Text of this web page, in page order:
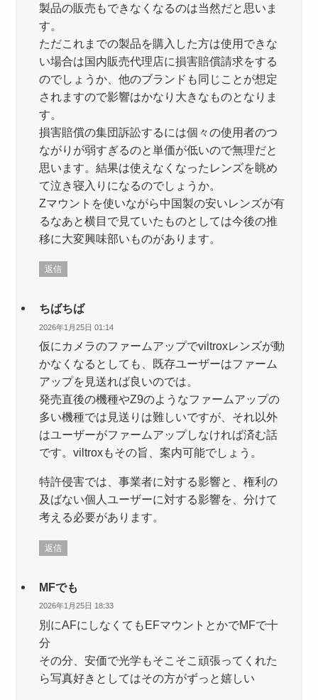
製品の販売もできなくなるのは当然だと思いま
す。
ただこれまでの製品を購入した方は使用できな
い場合は国内販売代理店に損害賠償請求をする
のでしょうか、他のブランドも同じことが想定
されますので影響はかなり大きなものとなりま
す。
損害賠償の集団訴訟するには個々の使用者のつ
ながりが弱すぎるのと単価が低いので無理だと
思います。結果は使えなくなったレンズを眺め
て泣き寝入りになるのでしょうか。
Zマウントを使いながら中国製の安いレンズが有
るなあと横目で見ていたものとしては今後の推
移に大変興味部いものがあります。
返信
ちばちば
2026年1月25日 01:14
仮にカメラのファームアップでviltroxレンズが動
かなくなるとしても、既存ユーザーはファーム
アップを見送れば良いのでは。
発売直後の機種やZ9のようなファームアップの
多い機種では見送りは難しいですが、それ以外
はユーザーがファームアップしなければ済む話
です。viltroxもその旨、案内可能でしょう。
特許侵害では、事業者に対する影響と、権利の
及ばない個人ユーザーに対する影響を、分けて
考える必要があります。
返信
MFでも
2026年1月25日 18:33
別にAFにしなくてもEFマウントとかでMFで十
分
その分、安価で光学もそこそこ頑張ってくれた
ら写真好きとしてはその方がずっと嬉しい